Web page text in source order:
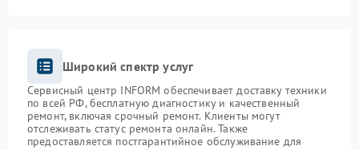
Широкий спектр услуг
Сервисный центр INFORM обеспечивает доставку техники
по всей РФ, бесплатную диагностику и качественный
ремонт, включая срочный ремонт. Клиенты могут
отслеживать статус ремонта онлайн. Также
предоставляется постгарантийное обслуживание для